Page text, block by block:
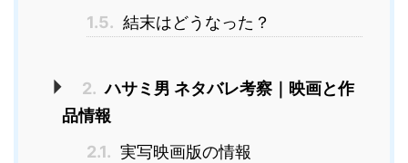
1.5. 結末はどうなった？
2. ハサミ男 ネタバレ考察｜映画と作
品情報
2.1. 実写映画版の情報